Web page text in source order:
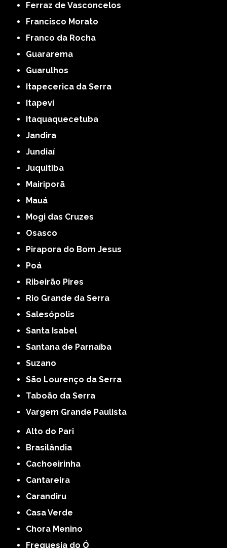
Ferraz de Vasconcelos
Francisco Morato
Franco da Rocha
Guararema
Guarulhos
Itapecerica da Serra
Itapevi
Itaquaquecetuba
Jandira
Jundiaí
Juquitiba
Mairiporã
Mauá
Mogi das Cruzes
Osasco
Pirapora do Bom Jesus
Poá
Ribeirão Pires
Rio Grande da Serra
Salesópolis
Santa Isabel
Santana de Parnaíba
Suzano
São Lourenço da Serra
Taboão da Serra
Vargem Grande Paulista
Alto do Pari
Brasilândia
Cachoeirinha
Cantareira
Carandiru
Casa Verde
Chora Menino
Freguesia do Ó